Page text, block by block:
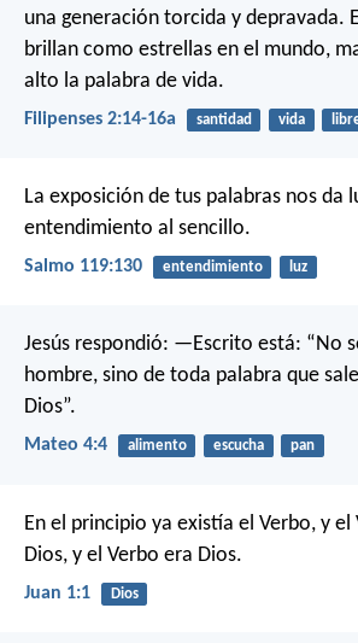
una generación torcida y depravada.
brillan como estrellas en el mundo,
alto la palabra de vida.
Filipenses 2:14-16a santidad vida
La exposición de tus palabras nos da
entendimiento al sencillo.
Salmo 119:130 entendimiento luz
Jesús respondió: —Escrito está: “No
hombre, sino de toda palabra que
Dios”.
Mateo 4:4 alimento escucha pan
En el principio ya existía el Verbo, y el
Dios, y el Verbo era Dios.
Juan 1:1 Dios